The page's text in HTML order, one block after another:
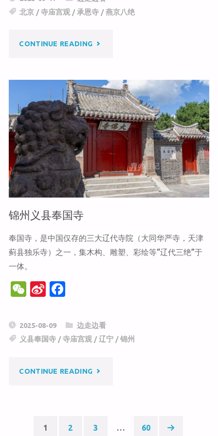
h
W
b
e
o
北京 /寺庙宫观 / 承恩寺 /燕京八绝
CONTINUE READING"北
承
恩
寺
燕
绝
馆"
锦州义县奉国寺
奉国寺，是中国仅存的三大辽代寺院（大同华严寺，天津
蓟县独乐寺）之一，集木构、雕塑、彩绘等“辽代三绝”于
一体。
W
C
h
Si
a
W
b
c
e
o
2025-08-09
边走边看
义县奉国寺 /寺庙宫观 /辽宁 /锦州
CONTINUE READING"锦
1 2 3 … 60